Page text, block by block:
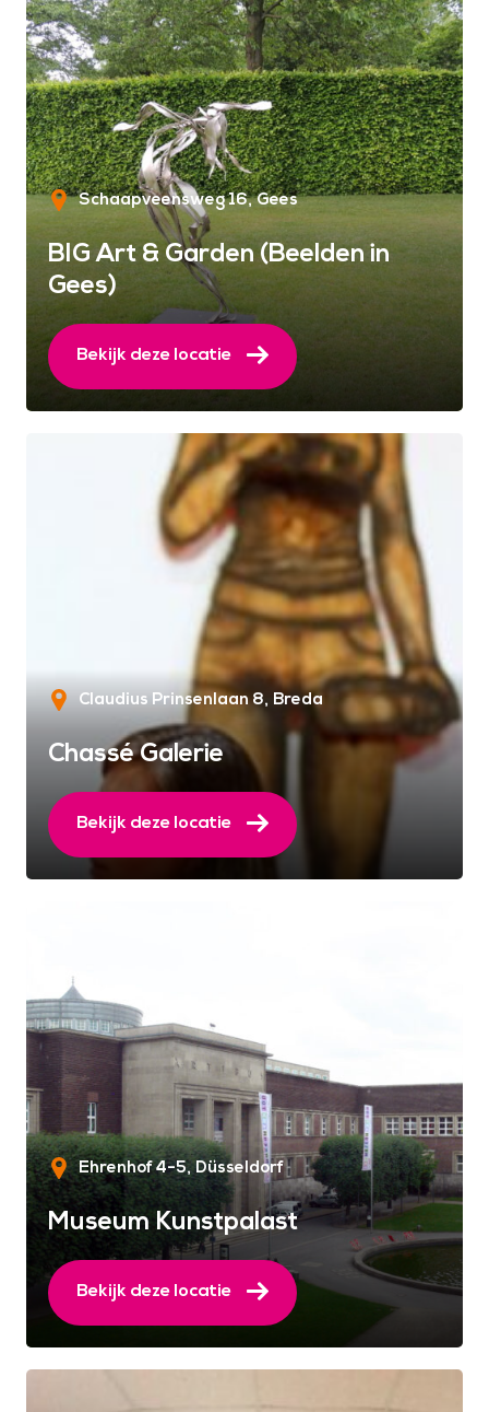
Schaapveensweg 16 Gees
BIG Art & Garden (Beelden in
Gees)
Bekijk deze locatie
Claudius Prinsenlaan 8 Breda
Chassé Galerie
Bekijk deze locatie
Ehrenhof 4-5 Düsseldorf
Museum Kunstpalast
Bekijk deze locatie